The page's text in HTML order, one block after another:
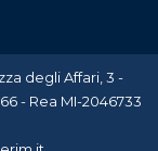
degli Affari, 3 -
- Rea MI-2046733